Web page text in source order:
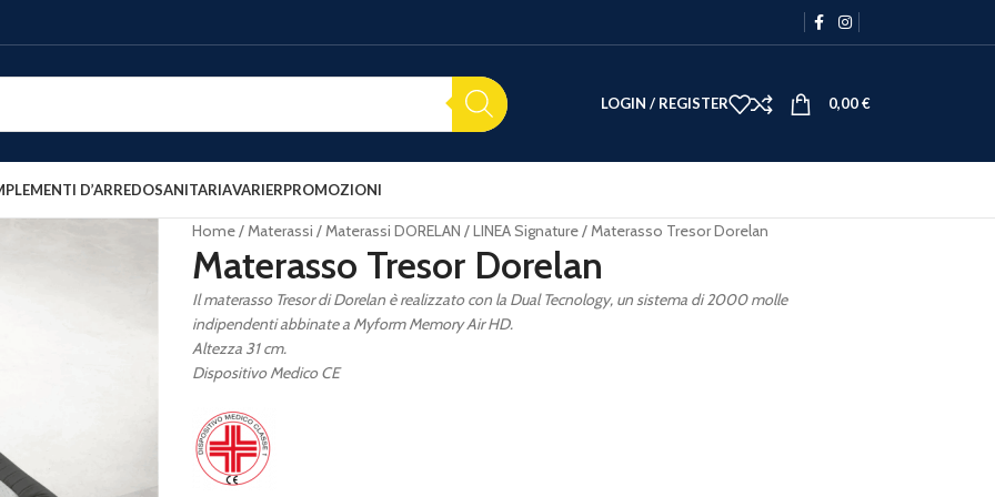
LOGIN / REGISTER 0,00€
D’ARREDOSANITARIAVARIERPROMOZIONI
Home Materassi Materassi DORELAN LINEA Signature Materasso Tresor Dorelan
Materasso Tresor Dorelan
Il materasso Tresor di Dorelan è realizzato con la Dual Tecnology, un sistema di 2000 molle
indipendenti abbinate a Myform Memory Air HD.
Altezza 31 cm.
Dispositivo Medico CE